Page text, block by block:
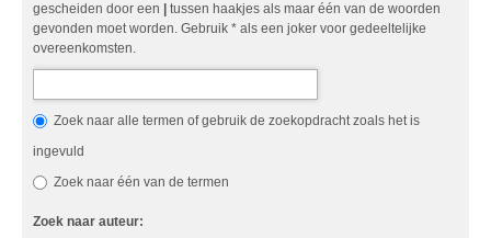
gescheiden door een
tussen haakjes als maar één van de woorden
gevonden moet worden. Gebruik * als een joker voor gedeeltelijke
overeenkomsten.
Zoek naar alle termen of gebruik de zoekopdracht zoals het is
ingevuld
Zoek naar één van de termen
Zoek naar auteur: